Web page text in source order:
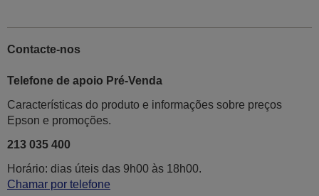
Contacte-nos
Telefone de apoio Pré-Venda
Características do produto e informações sobre preços
Epson e promoções.
213 035 400
Horário: dias úteis das 9h00 às 18h00.
Chamar por telefone